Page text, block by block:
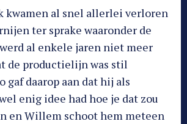
kwamen al snel allerlei verloren
ter sprake waaronder de
al enkele jaren niet meer
de productielijn was stil
gaf daarop aan dat hij als
enig idee had hoe je dat zou
en Willem schoot hem meteen